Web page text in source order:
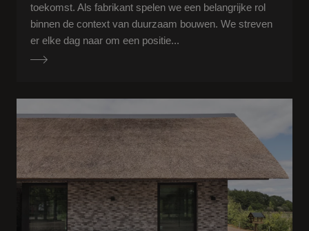
toekomst. Als fabrikant spelen we een belangrijke rol
binnen de context van duurzaam bouwen. We streven
er elke dag naar om een positie...